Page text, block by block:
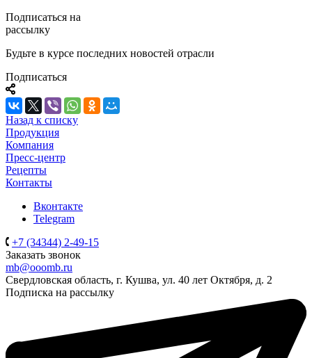
Подписаться на
рассылку
Будьте в курсе последних новостей отрасли
Подписаться
Назад к списку
Продукция
Компания
Пресс-центр
Рецепты
Контакты
Вконтакте
Telegram
+7 (34344) 2-49-15
Заказать звонок
mb@ooomb.ru
Свердловская область, г. Кушва, ул. 40 лет Октября, д. 2
Подписка на рассылку